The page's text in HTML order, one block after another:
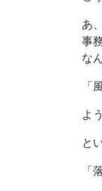
あ
事
な
「
よ
と
「